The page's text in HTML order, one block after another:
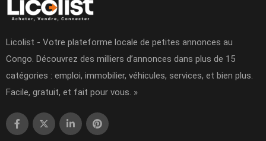
Licolist - Votre plateforme locale de petites annonces au
Congo. Découvrez des milliers d’annonces dans plus de 15
catégories : emploi, immobilier, véhicules, services, et bien plus.
Facile, gratuit, et fait pour vous. »